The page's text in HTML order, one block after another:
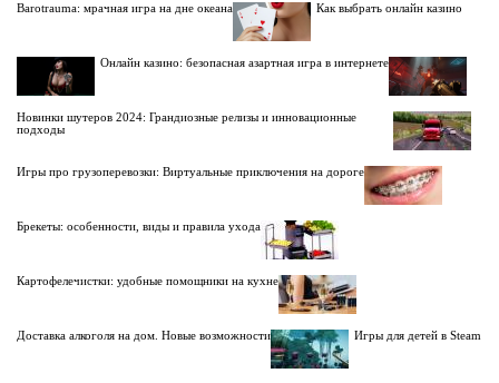
Barotrauma: мрачная игра на дне океана Как выбрать онлайн казино
Онлайн казино: безопасная азартная игра в интернете
Новинки шутеров 2024: Грандиозные релизы и инновационные
подходы
Игры про грузоперевозки: Виртуальные приключения на дороге
Брекеты: особенности, виды и правила ухода
Картофелечистки: удобные помощники на кухне
Доставка алкоголя на дом. Новые возможности Игры для детей в Steam